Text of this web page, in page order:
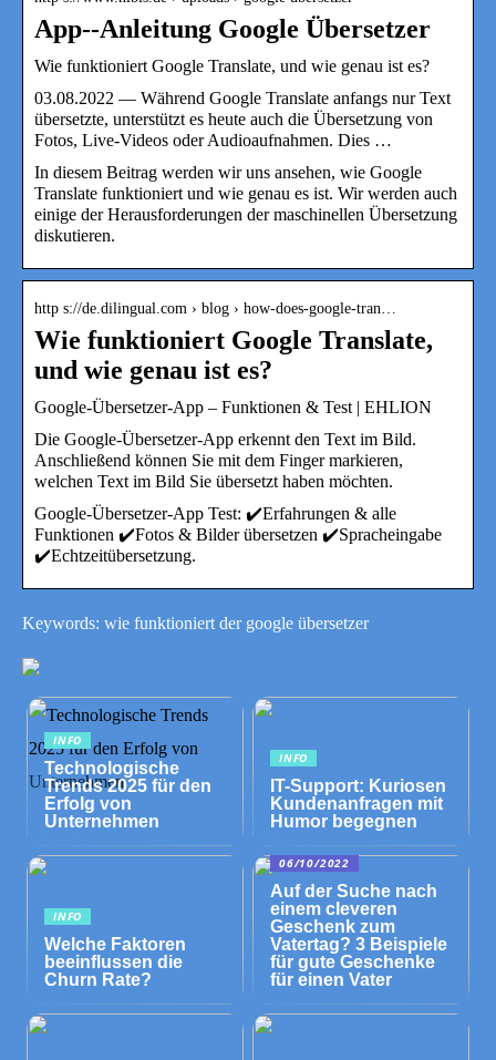
App-‐Anleitung Google Übersetzer
Wie funktioniert Google Translate, und wie genau ist es?
03.08.2022 — Während Google Translate anfangs nur Text
übersetzte, unterstützt es heute auch die Übersetzung von
Fotos, Live-Videos oder Audioaufnahmen. Dies …
In diesem Beitrag werden wir uns ansehen, wie Google
Translate funktioniert und wie genau es ist. Wir werden auch
einige der Herausforderungen der maschinellen Übersetzung
diskutieren.
http s://de.dilingual.com › blog › how-does-google-tran…
Wie funktioniert Google Translate,
und wie genau ist es?
Google-Übersetzer-App – Funktionen & Test | EHLION
Die Google-Übersetzer-App erkennt den Text im Bild.
Anschließend können Sie mit dem Finger markieren,
welchen Text im Bild Sie übersetzt haben möchten.
Google-Übersetzer-App Test: ✔️Erfahrungen & alle
Funktionen ✔️Fotos & Bilder übersetzen ✔️Spracheingabe
✔️Echtzeitübersetzung.
Keywords: wie funktioniert der google übersetzer
INFO
Technologische
Trends 2025 für den
Erfolg von
Unternehmen
INFO
IT-Support: Kuriosen
Kundenanfragen mit
Humor begegnen
INFO
Welche Faktoren
beeinflussen die
Churn Rate?
06/10/2022
Auf der Suche nach
einem cleveren
Geschenk zum
Vatertag? 3 Beispiele
für gute Geschenke
für einen Vater